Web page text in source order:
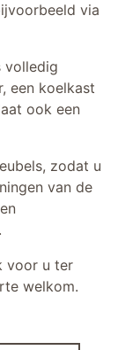
via
volledig
een koelkast
ook een
zodat u
van de
voor u ter
welkom.